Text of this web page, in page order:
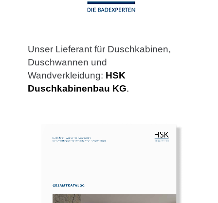
Unser Lieferant für Duschkabinen,
Duschwannen und
Wandverkleidung: HSK
Duschkabinenbau KG.